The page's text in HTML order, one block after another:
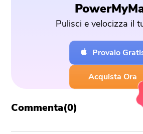
Pulisci e velocizza il
Provalo
Acquista Ora
Commenta(0)